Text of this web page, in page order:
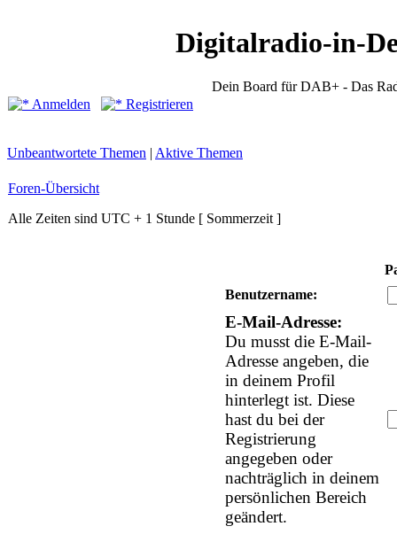
Digitalradio-in-
Dein Board für DAB+ - Das
Anmelden
Registrieren
Unbeantwortete Themen | Aktive Themen
Foren-Übersicht
Alle Zeiten sind UTC + 1 Stunde [ Sommerzeit ]
Benutzername:
E-Mail-Adresse:
Du musst die E-Mail-
Adresse angeben, die
in deinem Profil
hinterlegt ist. Diese
hast du bei der
Registrierung
angegeben oder
nachträglich in deinem
persönlichen Bereich
geändert.